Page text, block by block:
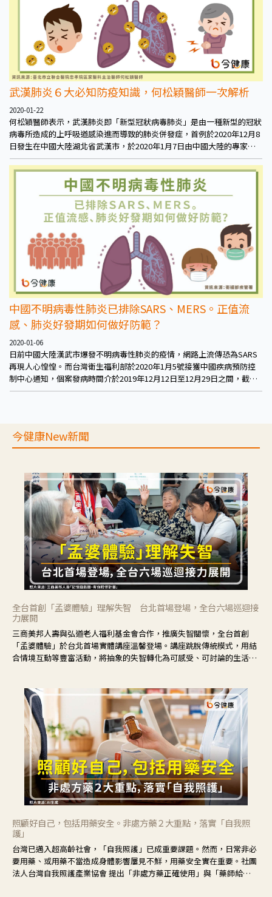
武漢肺炎６大必知防疫知識，何松穎醫師一次解析
2020-01-22
何松穎醫師表示，武漢肺炎即「新型冠狀病毒肺炎」是由一種新型的冠狀
病毒所造成的上呼吸道感染進而導致的肺炎併發症，首例於2020年12月8
日發生在中國大陸湖北省武漢市，於2020年1月7日由中國大陸的專家檢
驗出病毒為一種新型的冠狀病毒，2020年1月12日世界衛生組織將此新型
病毒正式命名為「2019新型冠狀病毒」（2019-nCoV），由此病毒所造成
的肺炎俗稱「武漢肺炎」。
中國不明病毒性肺炎已排除SARS、MERS。正值流
感、肺炎好發期如何做好防範？
2020-01-06
日前中國大陸漢武市爆發不明病毒性肺炎的疫情，網路上流傳恐為SARS
再現人心惶惶。而台灣衛生福利部於2020年1月5號接獲中國疾病預防控
制中心通知，個案發病時間介於2019年12月12日至12月29日之間，截至
2020年1月5日8時已累計59例病例，其中重症7例，無死亡病例，目前均
今健康New新聞
全台首創「孟婆體驗」理解失智 台北首場登場，全台六場巡迴接
力展開
三商美邦人壽與弘道老人福利基金會合作，推廣失智關懷，全台首創
「孟婆體驗」於台北首場實體講座溫馨登場。講座跳脫傳統模式，用結
合情境互動等豐富活動，將抽象的失智轉化為可感受、可討論的生活情
照顧好自己，包括用藥安全。非處方藥２大重點，落實「自我照
護」
台灣已邁入超高齡社會，「自我照護」已成重要課題。然而，日常非必
要用藥、或用藥不當造成身體影響屢見不鮮，用藥安全實在重要。社團
法人台灣自我照護產業協會 提出「非處方藥正確使用」與「藥師給